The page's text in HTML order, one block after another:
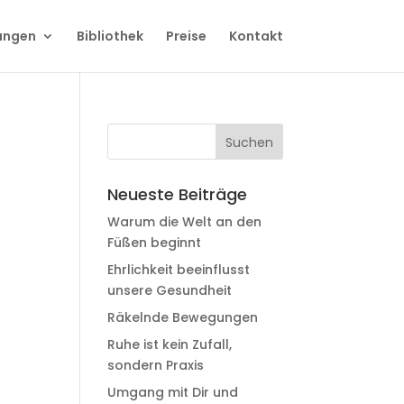
Bibliothek Preise Kontakt
Neueste Beiträge
Warum die Welt an den
Füßen beginnt
Ehrlichkeit beeinflusst
unsere Gesundheit
Räkelnde Bewegungen
Ruhe ist kein Zufall,
sondern Praxis
Umgang mit Dir und